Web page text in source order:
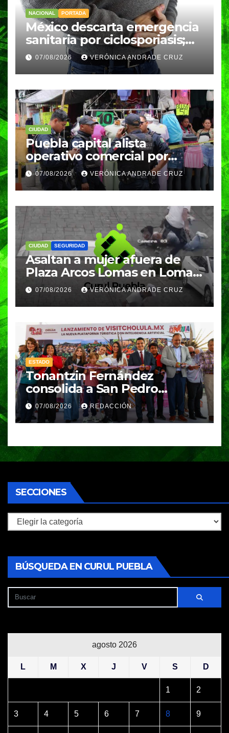
NACIONAL PORTADA
México descarta emergencia
sanitaria por ciclosporiasis;
reportan 33 casos en dos
meses
07/08/2026 VERÓNICA ANDRADE CRUZ
CIUDAD
Puebla capital alista
operativo comercial por
fiestas patrias y regreso a
clases
07/08/2026 VERÓNICA ANDRADE CRUZ
CIUDAD SEGURIDAD
Asaltan a mujer afuera de
Plaza Arcos Lomas en Lomas
de Angelópolis; delincuentes
huyeron en auto
07/08/2026 VERÓNICA ANDRADE CRUZ
ESTADO
Tonantzin Fernández
consolida a San Pedro
Cholula como referente en
turismo inteligente
07/08/2026 REDACCIÓN
SECCIONES
Secciones
BÚSQUEDA EN CURUL PUEBLA
agosto 2026
L M X J V S D
1 2
3 4 5 6 7 8 9